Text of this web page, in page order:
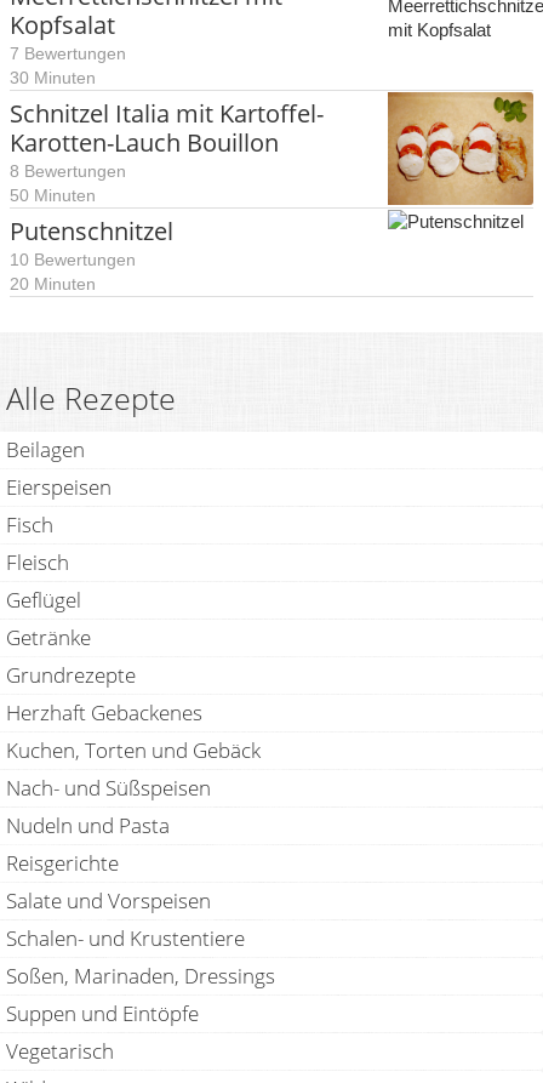
Kopfsalat
7 Bewertungen
30 Minuten
Schnitzel Italia mit Kartoffel-
Karotten-Lauch Bouillon
8 Bewertungen
50 Minuten
Putenschnitzel
10 Bewertungen
20 Minuten
Alle Rezepte
Beilagen
Eierspeisen
Fisch
Fleisch
Geflügel
Getränke
Grundrezepte
Herzhaft Gebackenes
Kuchen, Torten und Gebäck
Nach- und Süßspeisen
Nudeln und Pasta
Reisgerichte
Salate und Vorspeisen
Schalen- und Krustentiere
Soßen, Marinaden, Dressings
Suppen und Eintöpfe
Vegetarisch